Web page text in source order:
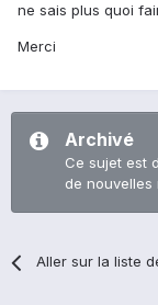
ne sais plus quoi
Merci
Archivé
Ce sujet est
de nouvelles
Aller sur la liste